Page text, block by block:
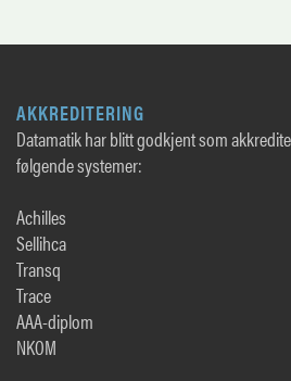
AKKREDITERING
Datamatik har blitt godkjent som
følgende systemer:
Achilles
Sellihca
Transq
Trace
AAA-diplom
NKOM